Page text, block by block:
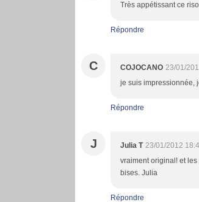
Très appétissant ce
Répondre
C COJOCANO 23/01/
je suis impressionnée,
Répondre
J Julia T 23/01/2012
vraiment original! et
bises. Julia
Répondre